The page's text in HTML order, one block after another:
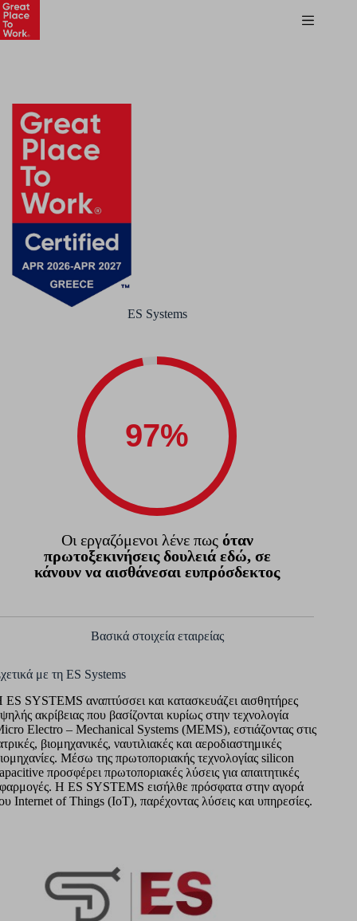
ES Systems
Οι εργαζόμενοι λένε πως όταν
πρωτοξεκινήσεις δουλειά εδώ, σε
κάνουν να αισθάνεσαι ευπρόσδεκτος
Βασικά στοιχεία εταιρείας
με τη ES Systems
ES SYSTEMS αναπτύσσει και κατασκευάζει αισθητήρες
ακρίβειας που βασίζονται κυρίως στην τεχνολογία
Electro – Mechanical Systems (MEMS), εστιάζοντας στις
βιομηχανικές, ναυτιλιακές και αεροδιαστημικές
Μέσω της πρωτοποριακής τεχνολογίας silicon
προσφέρει πρωτοποριακές λύσεις για απαιτητικές
Η ES SYSTEMS εισήλθε πρόσφατα στην αγορά
Internet of Things (IoT), παρέχοντας λύσεις και υπηρεσίες.